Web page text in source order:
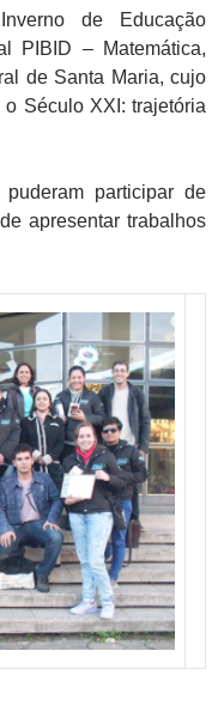
de Educação
PIBID – Matemática,
de Santa Maria, cujo
o Século XXI: trajetória
participar de
apresentar trabalhos